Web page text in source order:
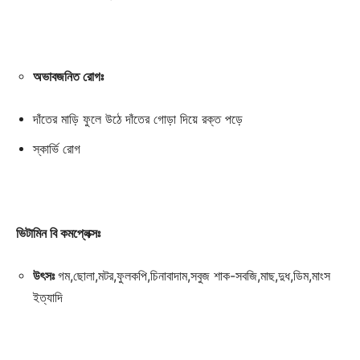
Company
অভাবজনিত রোগঃ
দাঁতের মাড়ি ফুলে উঠে দাঁতের গোড়া দিয়ে রক্ত পড়ে
স্কার্ভি রোগ
ভিটামিন বি কমপ্লেক্সঃ
উৎসঃগম,ছোলা,মটর,ফুলকপি,চিনাবাদাম,সবুজ শাক-সবজি,মাছ,দুধ,ডিম,মাংস
ইত্যাদি